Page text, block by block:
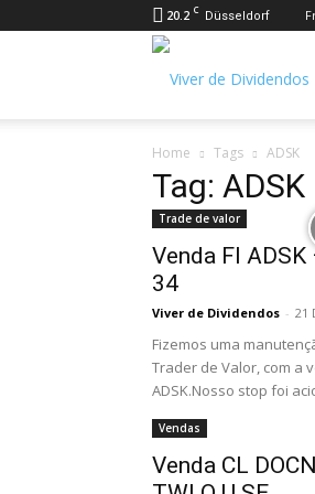
20.2 C Düsseldorf
Home Tags ADSK
Tag: ADSK
Trade de valor
Venda FI
34
Viver de Dividendos - 21
Fizemos uma
Trader de Valor, com a
ADSK.Nosso stop foi
Vendas
Venda CL